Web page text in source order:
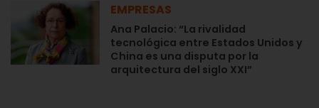
EMPRESAS
Ana Palacio: “La rivalidad
tecnológica entre Estados Unidos y
China es una disputa por la
arquitectura del siglo XXI”